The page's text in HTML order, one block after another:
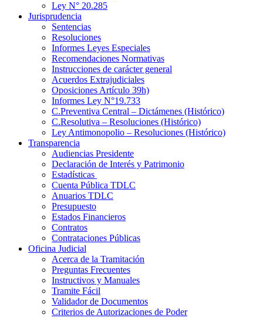
Ley N° 20.285
Jurisprudencia
Sentencias
Resoluciones
Informes Leyes Especiales
Recomendaciones Normativas
Instrucciones de carácter general
Acuerdos Extrajudiciales
Oposiciones Artículo 39h)
Informes Ley N°19.733
C.Preventiva Central – Dictámenes (Histórico)
C.Resolutiva – Resoluciones (Histórico)
Ley Antimonopolio – Resoluciones (Histórico)
Transparencia
Audiencias Presidente
Declaración de Interés y Patrimonio
Estadísticas
Cuenta Pública TDLC
Anuarios TDLC
Presupuesto
Estados Financieros
Contratos
Contrataciones Públicas
Oficina Judicial
Acerca de la Tramitación
Preguntas Frecuentes
Instructivos y Manuales
Tramite Fácil
Validador de Documentos
Criterios de Autorizaciones de Poder